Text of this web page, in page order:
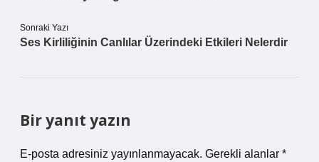
Sonraki Yazı
Ses Kirliliğinin Canlılar Üzerindeki Etkileri Nelerdir
Bir yanıt yazın
E-posta adresiniz yayınlanmayacak. Gerekli alanlar *